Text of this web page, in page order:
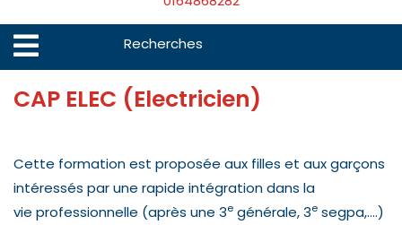
Open
Menu
CAP ELEC (Electricien)
Cette formation est proposée aux filles et aux garçons
intéressés par une rapide intégration dans la
vie professionnelle (après une 3e générale, 3e segpa,….)